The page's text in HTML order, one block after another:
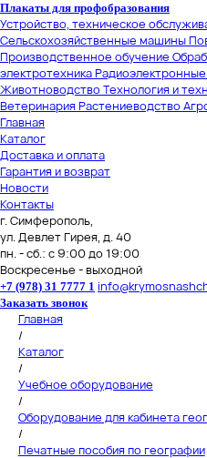
Плакаты для профобразования
Устройство, техническое
Сельскохозяйственные машины
Производственное обучение
электротехника
ЖивотноводствоТехнология и
ВетеринарияРастениеводство
Главная
Каталог
Доставка и оплата
Гарантия и возврат
Новости
Контакты
г. Симферополь,
ул. Девлет Гирея, д. 40
пн. - сб.: с 9:00 до 19:00
Воскресенье - выходной
+7 (978) 31 7777 1
Заказать звонок
Главная
/
Каталог
/
Учебное оборудование
/
Оборудование для кабинета
/
Печатные пособия по географии